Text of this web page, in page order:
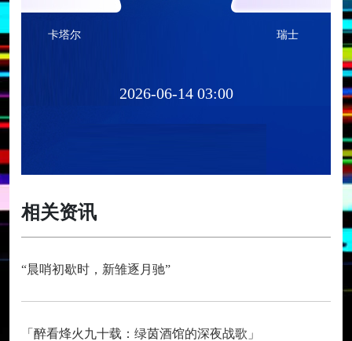
卡塔尔 瑞士
2026-06-14 03:00
相关资讯
“晨哨初歇时，新雏逐月驰”
「醉看烽火九十载：绿茵酒馆的深夜战歌」